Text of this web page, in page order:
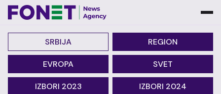
SRBIJA REGION
EVROPA SVET
IZBORI 2023 IZBORI 2024